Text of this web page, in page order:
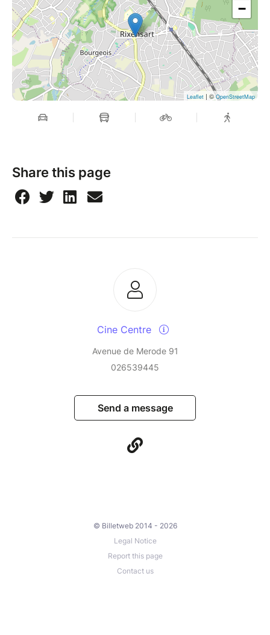
−
Leaflet | ©OpenStreetMap
Share this page
Cine Centre
Avenue de Merode 91
026539445
Send a message
© Billetweb 2014 - 2026
Legal Notice
Report this page
Contact us